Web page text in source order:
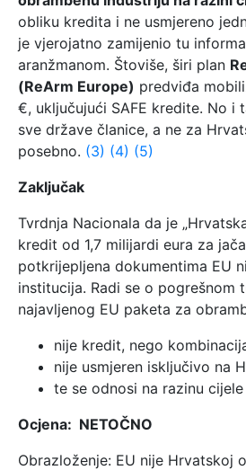
obliku kredita i ne usmjereno
je vjerojatno zamijenio tu
aranžmanom. Štoviše, širi plan
(ReArm Europe) predviđa
€, uključujući SAFE kredite. No i
sve države članice, a ne za
posebno. (3) (4) (5)
Zaključak
Tvrdnja Nacionala da je
kredit od 1,7 milijardi eura za
potkrijepljena dokumentima EU
institucija. Radi se o pogrešnom
najavljenog EU paketa za
nije kredit, nego
nije usmjeren isključivo na
te se odnosi na razinu
Ocjena: NETOČNO
Obrazloženje: EU nije Hrvatskoj